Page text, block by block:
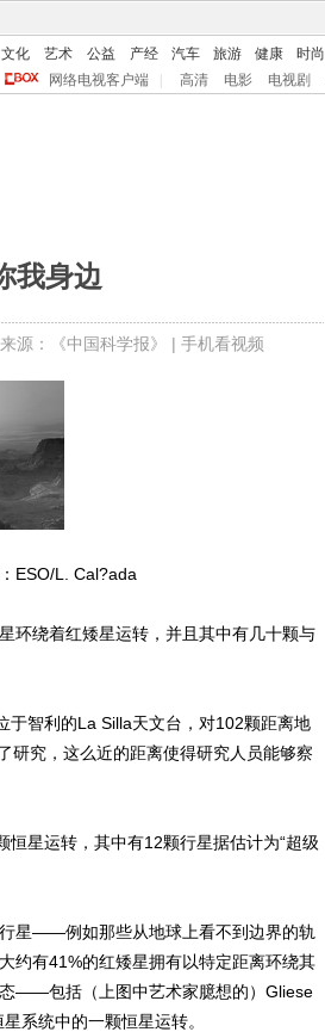
文化 艺术 公益 产经 汽车 旅游 健康 时尚
网络电视客户端 高清 电影 电视剧
我身边
源：《中国科学报》 | 手机看视频
ESO/L. Cal?ada
绕着红矮星运转，并且其中有几十颗与
智利的La Silla天文台，对102颗距离地
究，这么近的距离使得研究人员能够察
星运转，其中有12颗行星据估计为“超级
星――例如那些从地球上看不到边界的轨
约有41%的红矮星拥有以特定距离环绕其
――包括（上图中艺术家臆想的）Gliese
系统中的一颗恒星运转。